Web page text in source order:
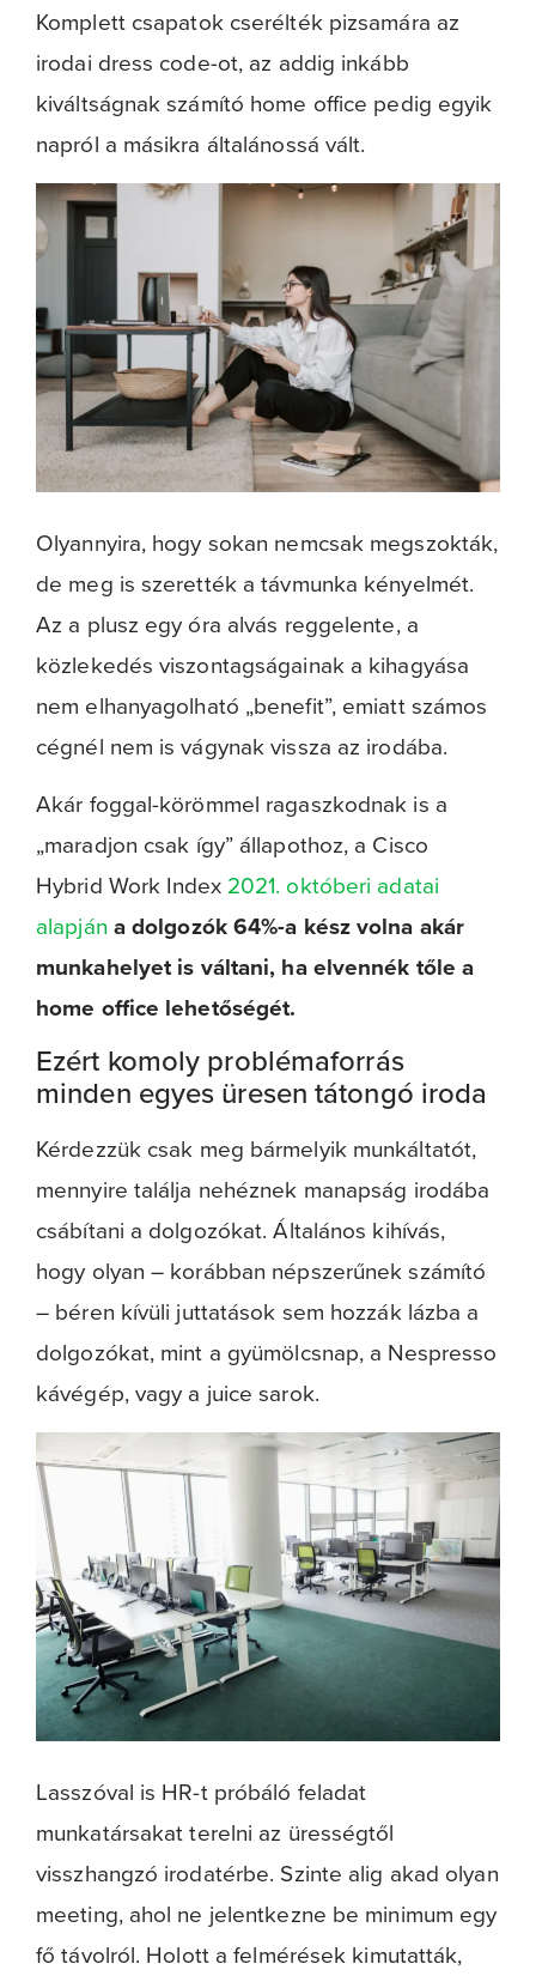
Komplett csapatok cserélték pizsamára az
irodai dress code-ot, az addig inkább
kiváltságnak számító home office pedig egyik
napról a másikra általánossá vált.
Olyannyira, hogy sokan nemcsak megszokták,
de meg is szerették a távmunka kényelmét.
Az a plusz egy óra alvás reggelente, a
közlekedés viszontagságainak a kihagyása
nem elhanyagolható „benefit”, emiatt számos
cégnél nem is vágynak vissza az irodába.
Akár foggal-körömmel ragaszkodnak is a
„maradjon csak így” állapothoz, a Cisco
Hybrid Work Index 2021. októberi adatai
alapján a dolgozók 64%-a kész volna akár
munkahelyet is váltani, ha elvennék tőle a
home office lehetőségét.
Ezért komoly problémaforrás
minden egyes üresen tátongó iroda
Kérdezzük csak meg bármelyik munkáltatót,
mennyire találja nehéznek manapság irodába
csábítani a dolgozókat. Általános kihívás,
hogy olyan – korábban népszerűnek számító
– béren kívüli juttatások sem hozzák lázba a
dolgozókat, mint a gyümölcsnap, a Nespresso
kávégép, vagy a juice sarok.
Lasszóval is HR-t próbáló feladat
munkatársakat terelni az ürességtől
visszhangzó irodatérbe. Szinte alig akad olyan
meeting, ahol ne jelentkezne be minimum egy
fő távolról. Holott a felmérések kimutatták,